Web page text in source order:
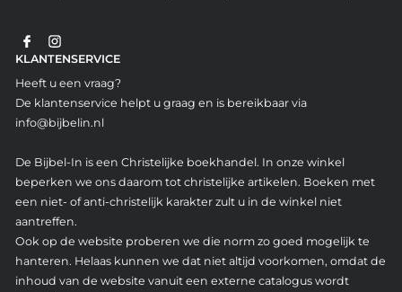
KLANTENSERVICE
Heeft u een vraag?
De klantenservice helpt u graag en is bereikbaar via
info@bijbelin.nl
De Bijbel-In is een Christelijke boekhandel. In onze winkel
beperken we ons daarom tot christelijke artikelen. Boeken met
een niet- of anti-christelijk karakter zult u in de winkel niet
aantreffen.
Ook op de website proberen we die norm zo goed mogelijk te
hanteren. Helaas kunnen we dat niet altijd voorkomen, omdat de
inhoud van de website vanuit een externe catalogus wordt